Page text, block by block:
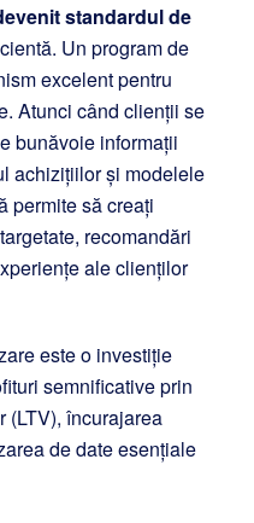
standardul de
Un program de
excelent pentru
Atunci când clienții se
bunăvoie informații
achizițiilor și modelele
permite să creați
recomandări
ale clienților
este o investiție
semnificative prin
(LTV), încurajarea
de date esențiale